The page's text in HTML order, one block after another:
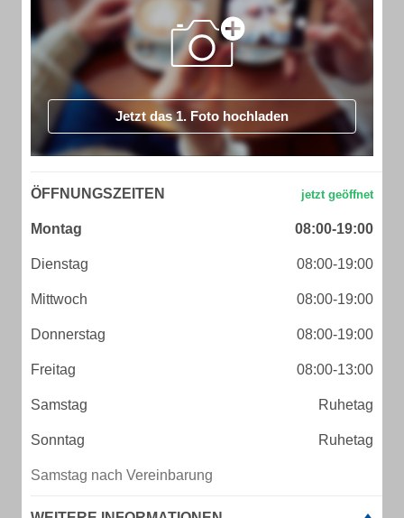
Jetzt das 1. Foto hochladen
ÖFFNUNGSZEITEN
Montag 08:00-19:00
Dienstag 08:00-19:00
Mittwoch 08:00-19:00
Donnerstag 08:00-19:00
Freitag 08:00-13:00
Samstag Ruhetag
Sonntag Ruhetag
Samstag nach Vereinbarung